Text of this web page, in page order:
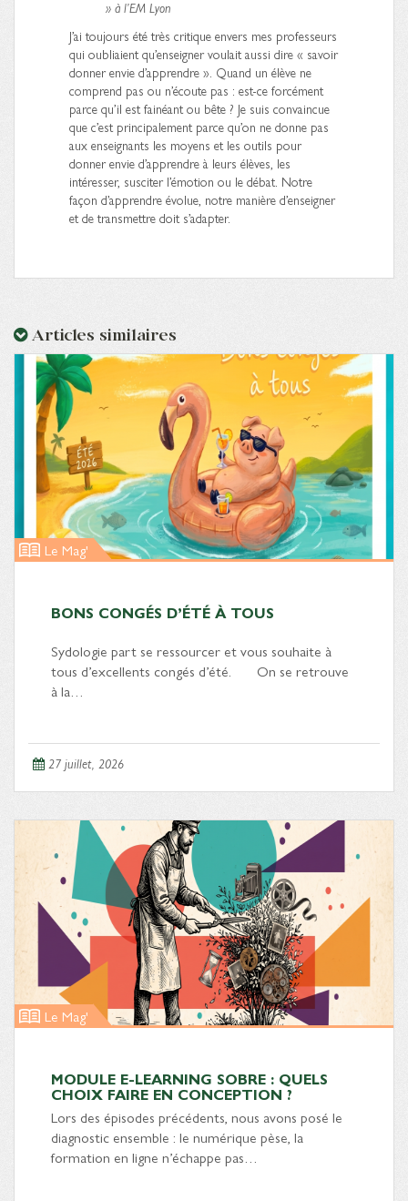
» à l’EM Lyon
J’ai toujours été très critique envers mes professeurs
qui oubliaient qu’enseigner voulait aussi dire « savoir
donner envie d’apprendre ». Quand un élève ne
comprend pas ou n’écoute pas : est-ce forcément
parce qu’il est fainéant ou bête ? Je suis convaincue
que c’est principalement parce qu’on ne donne pas
aux enseignants les moyens et les outils pour
donner envie d’apprendre à leurs élèves, les
intéresser, susciter l’émotion ou le débat. Notre
façon d’apprendre évolue, notre manière d’enseigner
et de transmettre doit s’adapter.
Articles similaires
Le Mag'
BONS CONGÉS D’ÉTÉ À TOUS
Sydologie part se ressourcer et vous souhaite à
tous d’excellents congés d’été. On se retrouve
à la…
27 juillet, 2026
Le Mag'
MODULE E-LEARNING SOBRE : QUELS
CHOIX FAIRE EN CONCEPTION ?
Lors des épisodes précédents, nous avons posé le
diagnostic ensemble : le numérique pèse, la
formation en ligne n’échappe pas…